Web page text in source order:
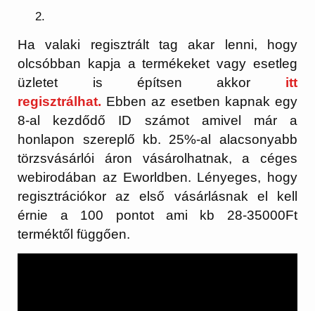
Ha valaki regisztrált tag akar lenni, hogy
olcsóbban kapja a termékeket vagy esetleg
üzletet is építsen akkor itt
regisztrálhat. Ebben az esetben kapnak egy
8-al kezdődő ID számot amivel már a
honlapon szereplő kb. 25%-al alacsonyabb
törzsvásárlói áron vásárolhatnak, a céges
webirodában az Eworldben. Lényeges, hogy
regisztrációkor az első vásárlásnak el kell
érnie a 100 pontot ami kb 28-35000Ft
terméktől függően.